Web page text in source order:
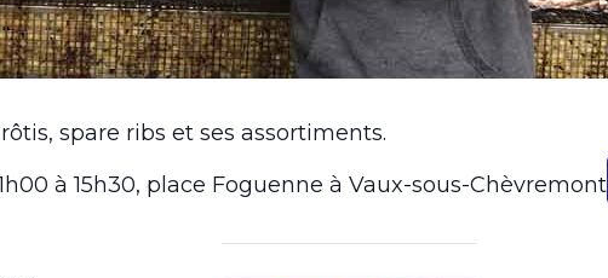
spare ribs et ses assortiments.
à 15h30, place Foguenne à Vaux-sous-Chèvremont